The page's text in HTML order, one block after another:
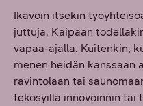
Ikävöin itsekin
juttuja. Kaipaan
vapaa-ajalla. Kuitenkin,
menen heidän kanssaan
ravintolaan tai
tekosyillä innovoinnin tai